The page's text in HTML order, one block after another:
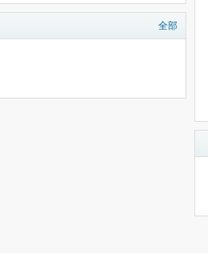
全部